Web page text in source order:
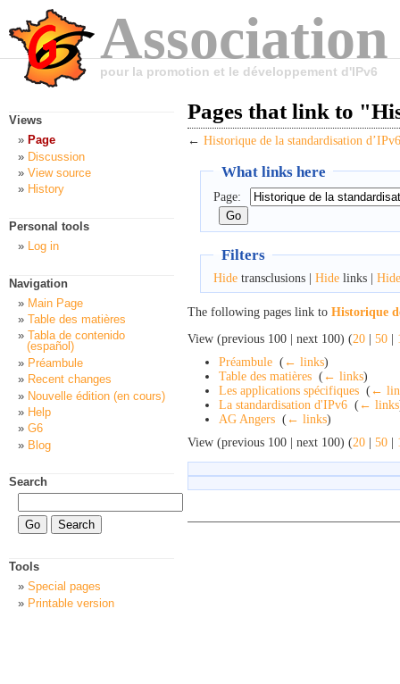
pour la promotion et le développement d'IPv6
Pages that link to
← Historique de la standardisation d’IPv6
What links here
Page:
Filters
Hidetransclusions | Hidelinks | Hide
The following pages link to Historique
View (previous 100 | next 100) (20 | 50 |
Préambule ( ← links)
Table des matières ( ← links)
Les applications spécifiques ( ←
La standardisation d'IPv6 ( ← links
AG Angers ( ← links)
View (previous 100 | next 100) (20 | 50 |
Views
Page
Discussion
View source
History
Personal tools
Log in
Navigation
Main Page
Table des matières
Tabla de contenido
(español)
Préambule
Recent changes
Nouvelle édition (en cours)
Help
G6
Blog
Search
Tools
Special pages
Printable version